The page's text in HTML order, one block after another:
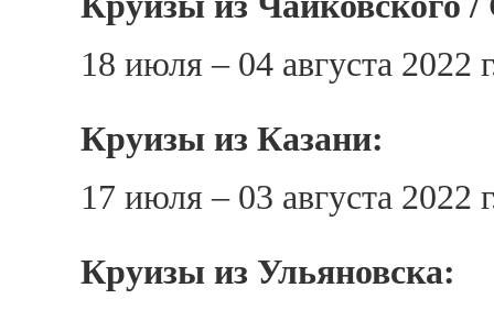
18 июля – 04 августа 2022
Круизы из Казани:
17 июля – 03 августа 2022
Круизы из Ульяновска: